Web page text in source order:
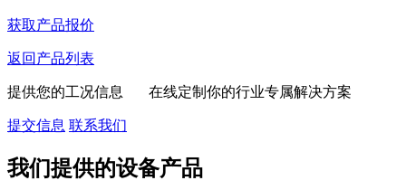
获取产品报价
返回产品列表
提供您的工况信息 在线定制你的行业专属解决方案
提交信息 联系我们
我们提供的设备产品